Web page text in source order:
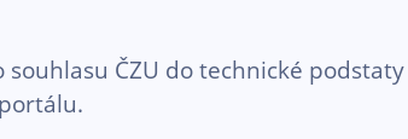
ČZU do technické